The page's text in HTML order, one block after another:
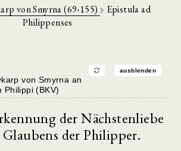
von Smyrna (69-155)
Epistula ad
Philippenses
ausblenden
von Smyrna an
Philippi (BKV)
der Nächstenliebe
Glaubens der Philipper.